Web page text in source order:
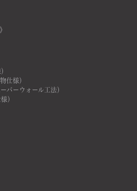
仕様）
パーウォール工法）
）